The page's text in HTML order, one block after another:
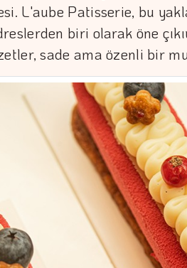
L'aube Patisserie, bu
biri olarak öne
sade ama özenli bir